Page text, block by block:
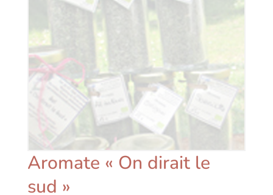
Aromate « On dirait le
sud »